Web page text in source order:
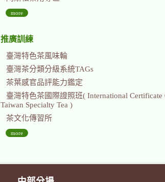
more
推廣訓練
臺灣特色茶風味輪
臺灣茶分類分級系統TAGs
茶葉感官品評能力鑑定
臺灣特色茶國際證照班( International Certificate
Taiwan Specialty Tea )
茶文化傳習所
more